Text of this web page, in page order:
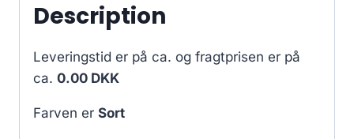
Description
Leveringstid er på ca. og fragtprisen er på
ca. 0.00 DKK
Farven er Sort